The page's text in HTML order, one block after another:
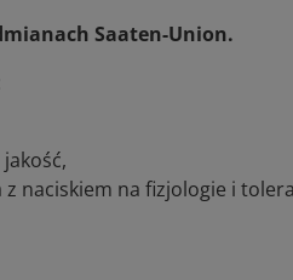
Saaten-Union.
naciskiem na fizjologie i